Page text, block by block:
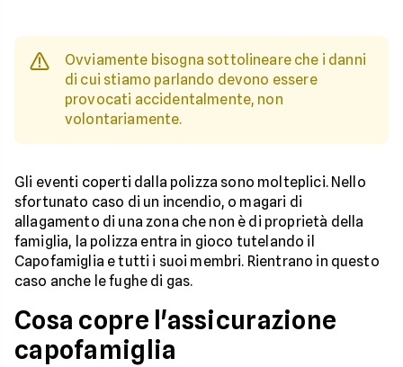
Ovviamente bisogna sottolineare che i danni
di cui stiamo parlando devono essere
provocati accidentalmente, non
volontariamente.
Gli eventi coperti dalla polizza sono molteplici. Nello
sfortunato caso di un incendio, o magari di
allagamento di una zona che non è di proprietà della
famiglia, la polizza entra in gioco tutelando il
Capofamiglia e tutti i suoi membri. Rientrano in questo
caso anche le fughe di gas.
Cosa copre l'assicurazione
capofamiglia